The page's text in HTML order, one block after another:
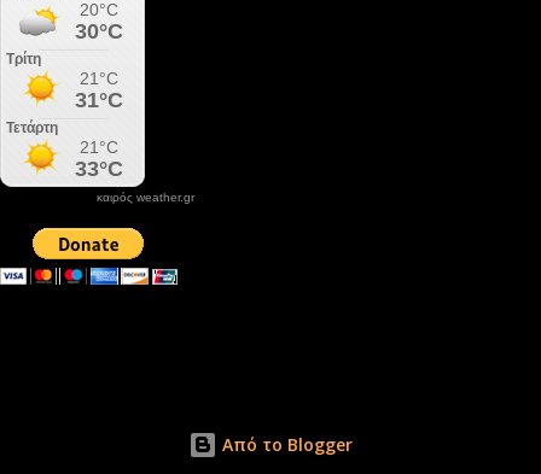
καιρός weather.gr
Από το Blogger